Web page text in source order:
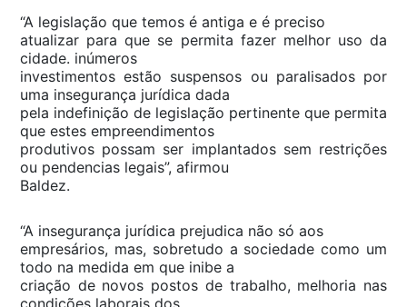
“A legislação que temos é antiga e é preciso
atualizar para que se permita fazer melhor uso da
cidade. inúmeros
investimentos estão suspensos ou paralisados por
uma insegurança jurídica dada
pela indefinição de legislação pertinente que permita
que estes empreendimentos
produtivos possam ser implantados sem restrições
ou pendencias legais”, afirmou
Baldez.
“A insegurança jurídica prejudica não só aos
empresários, mas, sobretudo a sociedade como um
todo na medida em que inibe a
criação de novos postos de trabalho, melhoria nas
condições laborais dos